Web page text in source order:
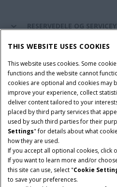
RESERVEDELE OG
Brugervilkår Privacy Notice
Telematics fortrolighedserklæring
© 2026 CNH Industrial America LLC. All
trademark of CNH Industrial America
THIS WEBSITE USES COOKIES
This website uses cookies. Some
functions and the website cannot
cookies are optional and cookies may
improve your experience, collect
deliver content tailored to your
placed by third party services that
used by such third parties for their
Settings" for details about what
how they are used.
If you accept all optional cookies, click
If you want to learn more and/or
this site can use, select "Cookie
to save your preferences.